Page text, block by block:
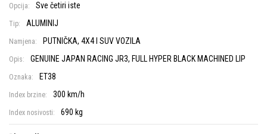
Opcija: Sve četiri iste
Tip: ALUMINIJ
Namjena: PUTNIČKA, 4X4 I SUV VOZILA
Opis: GENUINE JAPAN RACING JR3, FULL HYPER BLACK MACHINED LIP
Oznaka: ET38
Index brzine: 300 km/h
Index nosivosti: 690 kg